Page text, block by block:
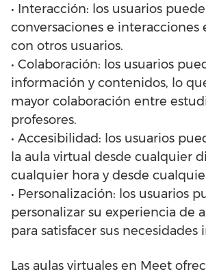
• Interacción: los usuarios
conversaciones e interacciones
con otros usuarios.
• Colaboración: los usuarios
información y contenidos, lo
mayor colaboración entre
profesores.
• Accesibilidad: los usuarios
la aula virtual desde cualquier
cualquier hora y desde
• Personalización: los usuarios
personalizar su experiencia de
para satisfacer sus necesidades
Las aulas virtuales en Meet